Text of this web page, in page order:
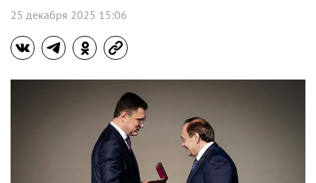
25 декабря 2025 15:06